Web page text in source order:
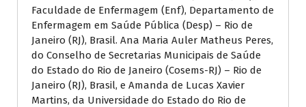
Faculdade de Enfermagem (Enf), Departamento de
Enfermagem em Saúde Pública (Desp) – Rio de
Janeiro (RJ), Brasil. Ana Maria Auler Matheus Peres,
do Conselho de Secretarias Municipais de Saúde
do Estado do Rio de Janeiro (Cosems-RJ) – Rio de
Janeiro (RJ), Brasil, e Amanda de Lucas Xavier
Martins, da Universidade do Estado do Rio de